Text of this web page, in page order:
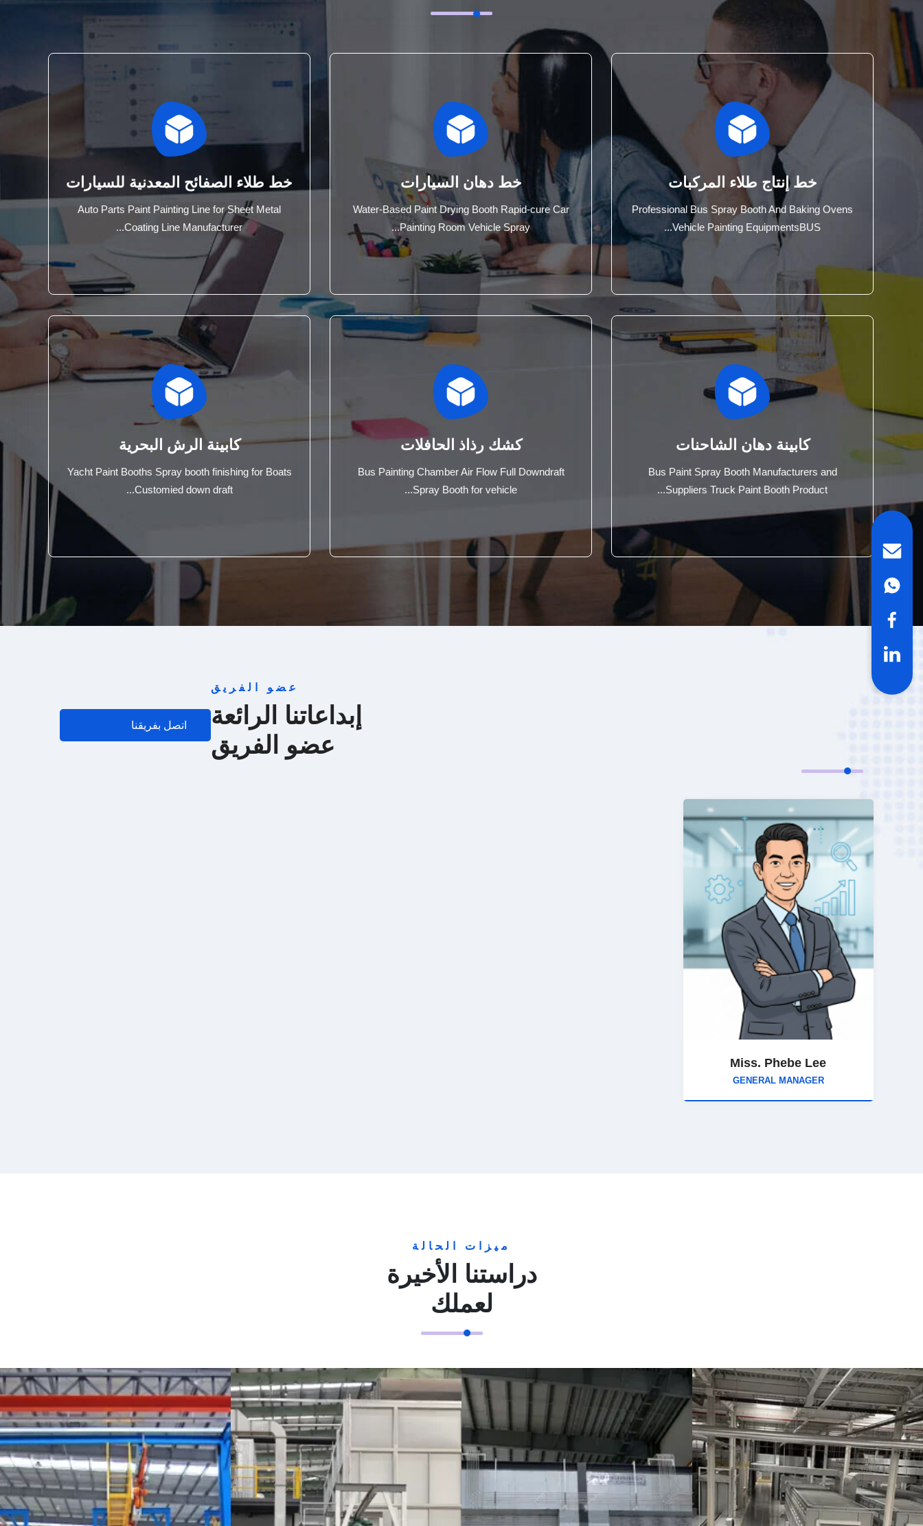
خط إنتاج طلاء المركبات
Professional Bus Spray Booth And Baking Ovens
Vehicle Painting EquipmentsBUS...
خط دهان السيارات
Water-Based Paint Drying Booth Rapid-cure Car
Painting Room Vehicle Spray...
خط طلاء الصفائح المعدنية للسيارات
Auto Parts Paint Painting Line for Sheet Metal
Coating Line Manufacturer...
كابينة دهان الشاحنات
Bus Paint Spray Booth Manufacturers and
Suppliers Truck Paint Booth Product...
كشك رذاذ الحافلات
Bus Painting Chamber Air Flow Full Downdraft
Spray Booth for vehicle...
كابينة الرش البحرية
Yacht Paint Booths Spray booth finishing for Boats
Customied down draft...
عضو الفريق
إبداعاتنا الرائعة
عضو الفريق
اتصل بفريقنا
Miss. Phebe Lee
GENERAL MANAGER
ميزات الحالة
دراستنا الأخيرة
لعملك